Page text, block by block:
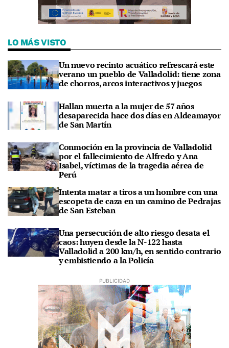
LO MÁS VISTO
Un nuevo recinto acuático refrescará este
verano un pueblo de Valladolid: tiene zona
de chorros, arcos interactivos y juegos
Hallan muerta a la mujer de 57 años
desaparecida hace dos días en Aldeamayor
de San Martín
Conmoción en la provincia de Valladolid
por el fallecimiento de Alfredo y Ana
Isabel, víctimas de la tragedia aérea de
Perú
Intenta matar a tiros a un hombre con una
escopeta de caza en un camino de Pedrajas
de San Esteban
Una persecución de alto riesgo desata el
caos: huyen desde la N-122 hasta
Valladolid a 200 km/h, en sentido contrario
y embistiendo a la Policía